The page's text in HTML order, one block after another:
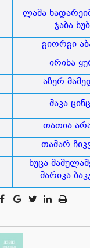
ლაშა
ჯაბა
გიორგი
ირინა
აზერ
მაკა
თათია
თამარ
ნუცა
მარიკა